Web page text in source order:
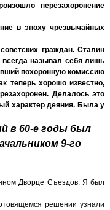
перезахоронение
в эпоху чрезвычайных
граждан. Сталин
называл себя лишь
похоронную комиссию
теперь хорошо известно,
Делалось это
характер деяния. Была у
в 60-е годы был
9-го
Дворце Съездов. Я был
решении узнали